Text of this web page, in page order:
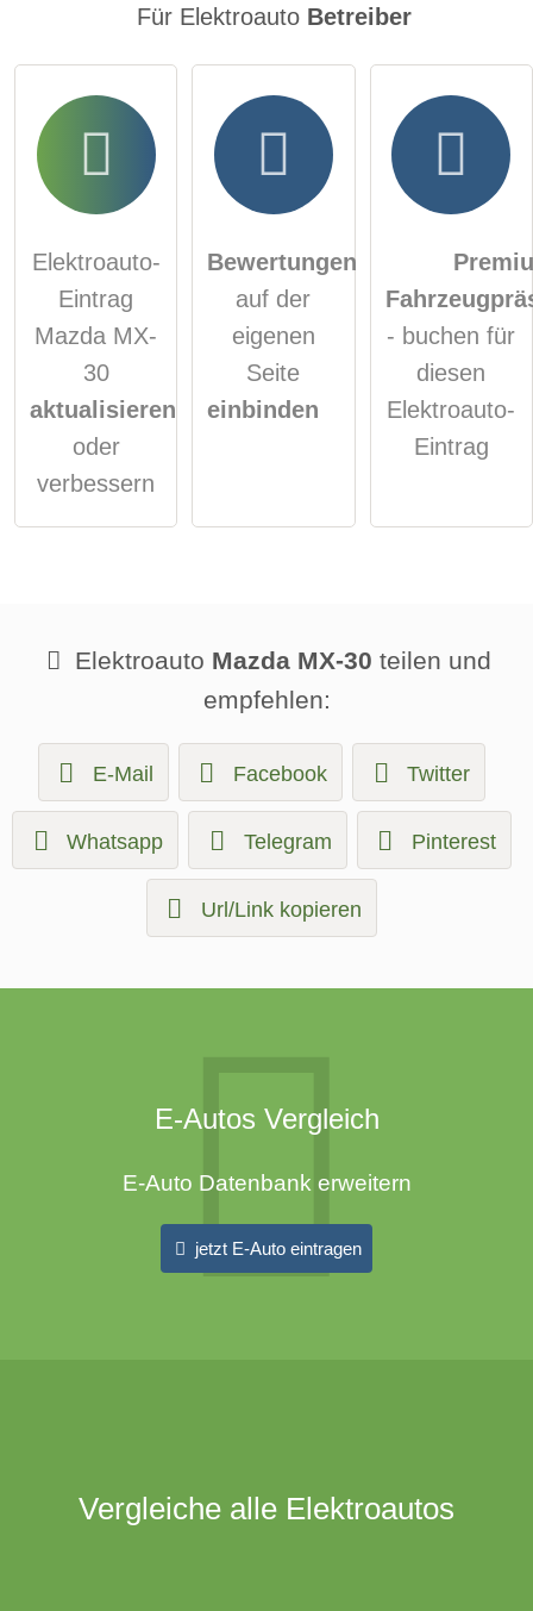
Für Elektroauto Betreiber
Elektroauto-
Eintrag
Mazda MX-
30
aktualisieren
oder
verbessern
Bewertungen
auf der
eigenen
Seite
einbinden
- buchen für
diesen
Elektroauto-
Eintrag
Elektroauto Mazda MX-30 teilen und
empfehlen:
E-Mail Facebook Twitter
Whatsapp Telegram Pinterest
Url/Link kopieren
E-Autos Vergleich
E-Auto Datenbank erweitern
jetzt E-Auto eintragen
Vergleiche alle Elektroautos